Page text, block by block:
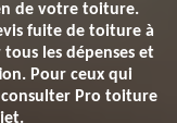
de votre toiture.
fuite de toiture à
les dépenses et
Pour ceux qui
consulter Pro toiture